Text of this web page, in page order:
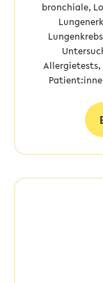
bronchiale,
Allergietests,